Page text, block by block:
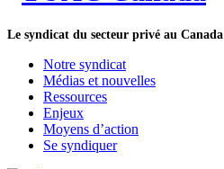
Le syndicat du secteur privé au Canada
Notre syndicat
Médias et nouvelles
Ressources
Enjeux
Moyens d’action
Se syndiquer